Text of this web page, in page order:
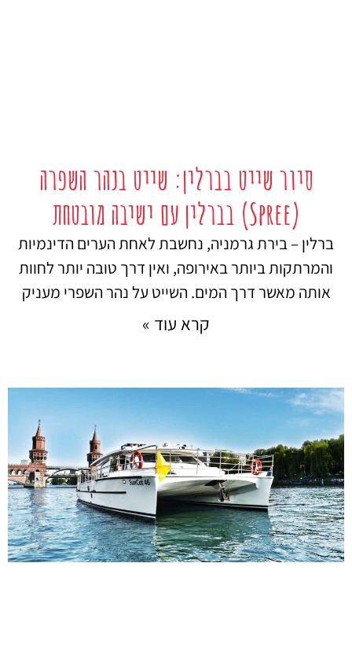
סיור שייט בברלין: שייט בנהר השפרה
(Spree) בברלין עם ישיבה מובטחת
ברלין – בירת גרמניה, נחשבת לאחת הערים הדינמיות
והמרתקות ביותר באירופה, ואין דרך טובה יותר לחוות
אותה מאשר דרך המים. השייט על נהר השפרי מעניק
קרא עוד »